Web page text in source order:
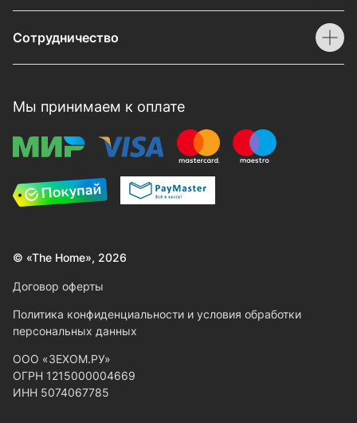
Сотрудничество
Мы принимаем к оплате
© «The Home», 2026
Договор оферты
Политика конфиденциальности и условия обработки
персональных данных
ООО «ЗЕХОМ.РУ»
ОГРН 1215000004669
ИНН 5074067785